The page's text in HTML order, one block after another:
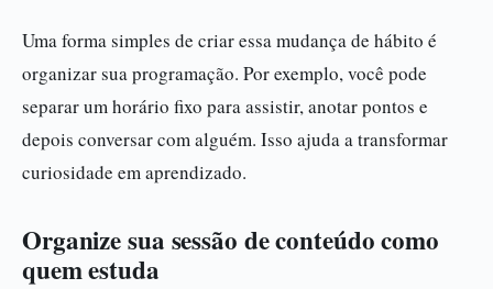
Uma forma simples de criar essa mudança de hábito é
organizar sua programação. Por exemplo, você pode
separar um horário fixo para assistir, anotar pontos e
depois conversar com alguém. Isso ajuda a transformar
curiosidade em aprendizado.
Organize sua sessão de conteúdo como
quem estuda